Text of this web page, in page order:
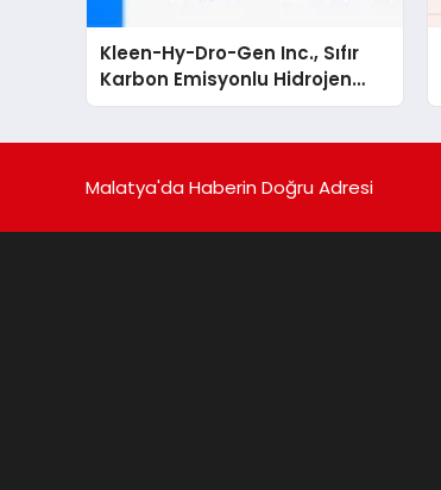
Kleen-Hy-Dro-Gen Inc., Sıfır
Karbon Emisyonlu Hidrojen
Isıtma Teknolojisinde ISO ve
Malatya'da Haberin Doğru Adresi